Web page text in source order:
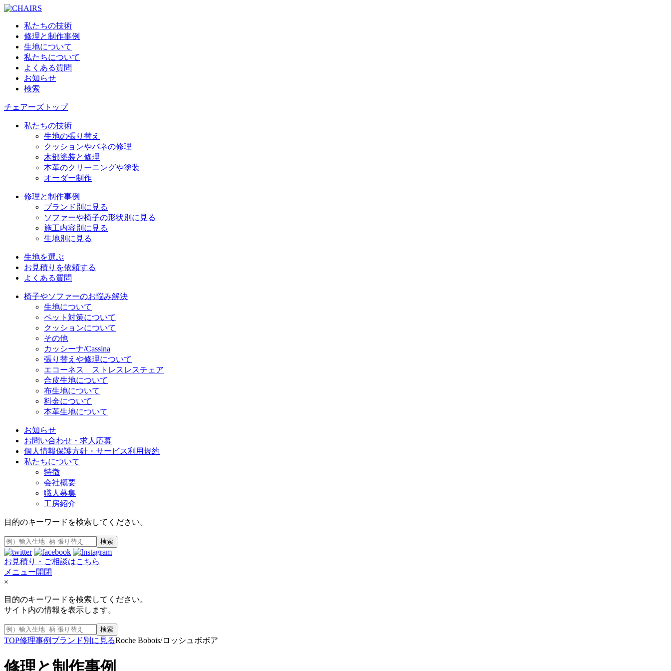
私たちの技術
修理と制作事例
生地について
私たちについて
よくある質問
お知らせ
検索
チェアーズトップ
私たちの技術
生地の張り替え
クッションやバネの修理
木部塗装と修理
本革のクリーニングや塗装
オーダー制作
修理と制作事例
ブランド別に見る
ソファーや椅子の形状別に見る
施工内容別に見る
生地別に見る
生地を選ぶ
お見積りを依頼する
よくある質問
椅子やソファーのお悩み解決
生地について
ペット対策について
クッションについて
その他
カッシーナ/Cassina
張り替えや修理について
エコーネス ストレスレスチェア
合皮生地について
布生地について
料金について
本革生地について
お知らせ
お問い合わせ・求人応募
個人情報保護方針・サービス利用規約
私たちについて
特徴
会社概要
職人募集
工房紹介
目的のキーワードを検索してください。
検索
お見積り・ご相談はこちら
メニュー開閉
×
目的のキーワードを検索してください。
サイト内の情報を表示します。
検索
TOP修理事例 ブランド別に見るRoche Bobois/ロッシュボボア
修理と制作事例